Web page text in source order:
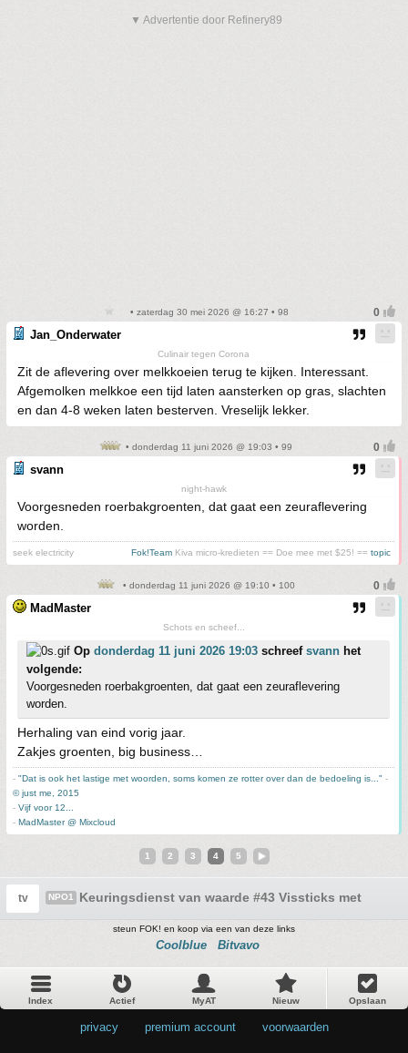
▼ Advertentie door Refinery89
• zaterdag 30 mei 2026 @ 16:27 • 98
Jan_Onderwater
Culinair tegen Corona
Zit de aflevering over melkkoeien terug te kijken. Interessant.
Afgemolken melkkoe een tijd laten aansterken op gras, slachten
en dan 4-8 weken laten besterven. Vreselijk lekker.
• donderdag 11 juni 2026 @ 19:03 • 99
svann
night-hawk
Voorgesneden roerbakgroenten, dat gaat een zeuraflevering
worden.
seek electricity Fok!Team Kiva micro-kredieten == Doe mee met $25! == topic
• donderdag 11 juni 2026 @ 19:10 • 100
MadMaster
Schots en scheef...
Op donderdag 11 juni 2026 19:03 schreef svann het
volgende:
Voorgesneden roerbakgroenten, dat gaat een zeuraflevering
worden.
Herhaling van eind vorig jaar.
Zakjes groenten, big business…
- "Dat is ook het lastige met woorden, soms komen ze rotter over dan de bedoeling is..." -
© just me, 2015
- Vijf voor 12...
- MadMaster @ Mixcloud
1 2 3 4 5
tv NPO1 Keuringsdienst van waarde #43 Vissticks met
steun FOK! en koop via een van deze links
Coolblue Bitvavo
Index Actief MyAT Nieuw Opslaan
privacy premium account voorwaarden